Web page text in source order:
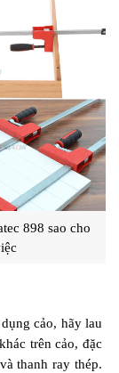
898 sao cho
cảo, hãy lau
trên cảo, đặc
thanh ray thép.